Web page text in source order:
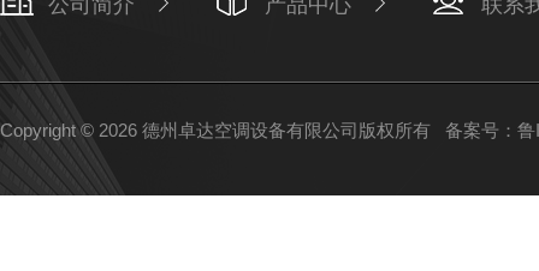
公司简介 产品中心 联系
Copyright © 2026 德州卓达空调设备有限公司版权所有 备案号：